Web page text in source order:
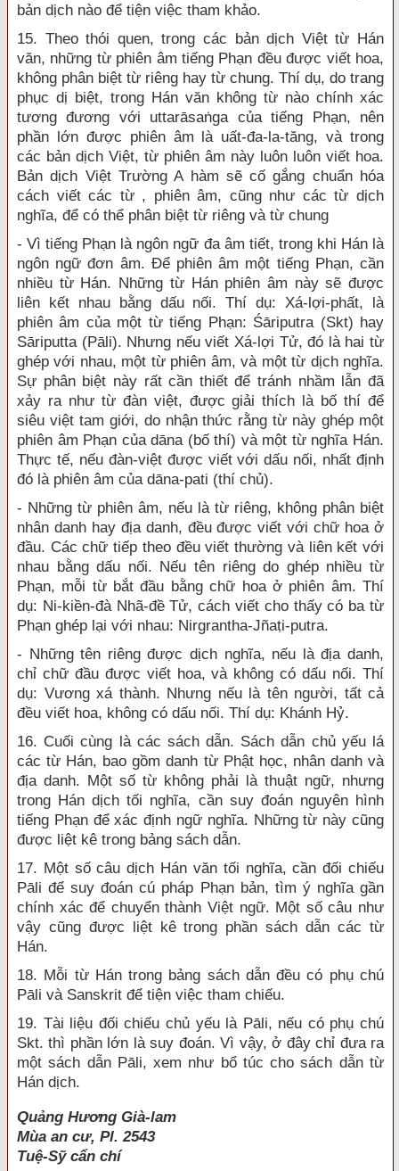
bản dịch nào để tiện việc tham khảo.
15. Theo thói quen, trong các bản dịch Việt từ Hán
văn, những từ phiên âm tiếng Phạn đều được viết hoa,
không phân biệt từ riêng hay từ chung. Thí dụ, do trang
phục dị biệt, trong Hán văn không từ nào chính xác
tương đương với uttarāsaṅga của tiếng Phạn, nên
phần lớn được phiên âm là uất-đa-la-tăng, và trong
các bản dịch Việt, từ phiên âm này luôn luôn viết hoa.
Bản dịch Việt Trường A hàm sẽ cố gắng chuẩn hóa
cách viết các từ , phiên âm, cũng như các từ dịch
nghĩa, để có thể phân biệt từ riêng và từ chung
- Vì tiếng Phạn là ngôn ngữ đa âm tiết, trong khi Hán là
ngôn ngữ đơn âm. Để phiên âm một tiếng Phạn, cần
nhiều từ Hán. Những từ Hán phiên âm này sẽ được
liên kết nhau bằng dấu nối. Thí dụ: Xá-lợi-phất, là
phiên âm của một từ tiếng Phạn: Śāriputra (Skt) hay
Sāriputta (Pāli). Nhưng nếu viết Xá-lợi Tử, đó là hai từ
ghép với nhau, một từ phiên âm, và một từ dịch nghĩa.
Sự phân biệt này rất cần thiết để tránh nhầm lẫn đã
xảy ra như từ đàn việt, được giải thích là bố thí để
siêu việt tam giới, do nhận thức rằng từ này ghép một
phiên âm Phạn của dāna (bố thí) và một từ nghĩa Hán.
Thực tế, nếu đàn-việt được viết với dấu nối, nhất định
đó là phiên âm của dāna-pati (thí chủ).
- Những từ phiên âm, nếu là từ riêng, không phân biệt
nhân danh hay địa danh, đều được viết với chữ hoa ở
đầu. Các chữ tiếp theo đều viết thường và liên kết với
nhau bằng dấu nối. Nếu tên riêng do ghép nhiều từ
Phạn, mỗi từ bắt đầu bằng chữ hoa ở phiên âm. Thí
dụ: Ni-kiền-đà Nhã-đề Tử, cách viết cho thấy có ba từ
Phạn ghép lại với nhau: Nirgrantha-Jñaṭi-putra.
- Những tên riêng được dịch nghĩa, nếu là địa danh,
chỉ chữ đầu được viết hoa, và không có dấu nối. Thí
dụ: Vương xá thành. Nhưng nếu là tên người, tất cả
đều viết hoa, không có dấu nối. Thí dụ: Khánh Hỷ.
16. Cuối cùng là các sách dẫn. Sách dẫn chủ yếu lá
các từ Hán, bao gồm danh từ Phật học, nhân danh và
địa danh. Một số từ không phải là thuật ngữ, nhưng
trong Hán dịch tối nghĩa, cần suy đoán nguyên hình
tiếng Phạn để xác định ngữ nghĩa. Những từ này cũng
được liệt kê trong bảng sách dẫn.
17. Một số câu dịch Hán văn tối nghĩa, cần đối chiếu
Pāli để suy đoán cú pháp Phạn bản, tìm ý nghĩa gần
chính xác để chuyển thành Việt ngữ. Một số câu như
vậy cũng được liệt kê trong phần sách dẫn các từ
Hán.
18. Mỗi từ Hán trong bảng sách dẫn đều có phụ chú
Pāli và Sanskrit để tiện việc tham chiếu.
19. Tài liệu đối chiếu chủ yếu là Pāli, nếu có phụ chú
Skt. thì phần lớn là suy đoán. Vì vậy, ở đây chỉ đưa ra
một sách dẫn Pāli, xem như bổ túc cho sách dẫn từ
Hán dịch.
Quảng Hương Già-lam
Mùa an cư, Pl. 2543
Tuệ-Sỹ cẩn chí